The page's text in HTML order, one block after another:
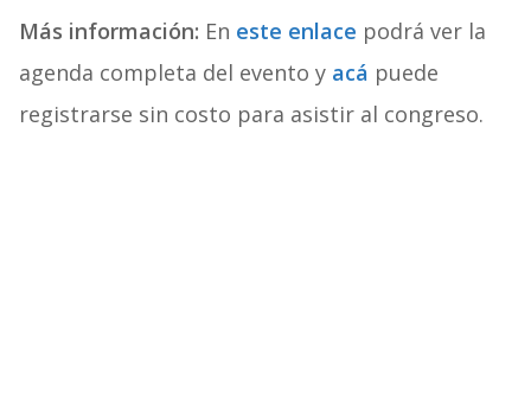
Más información: En este enlace podrá ver la
agenda completa del evento y acá puede
registrarse sin costo para asistir al congreso.